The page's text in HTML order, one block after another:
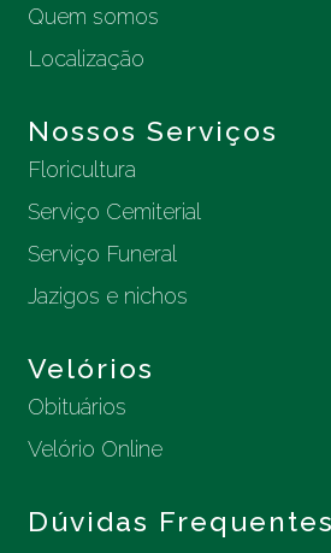
Quem somos
Localização
Nossos Serviços
Floricultura
Serviço Cemiterial
Serviço Funeral
Jazigos e nichos
Velórios
Obituários
Velório Online
Dúvidas Frequentes